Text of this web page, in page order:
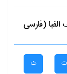
(فارسی
ت ث